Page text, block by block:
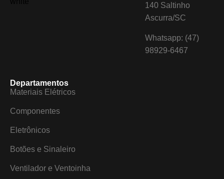
140 Saltinho
Ascurra/SC
Whatsapp: (47)
98929-6467
Departamentos
Materiais Elétricos
Componentes
Eletrônicos
Botões e Sinaleiro
Ventilador e Ventoinha